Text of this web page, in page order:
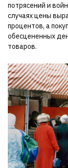
потрясений и
случаях цены
процентов, а
обесцененных
товаров.